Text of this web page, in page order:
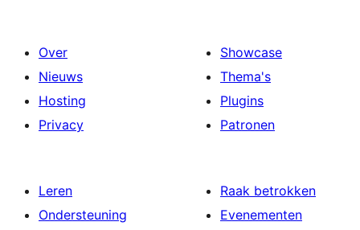
Over
Nieuws
Hosting
Privacy
Showcase
Thema's
Plugins
Patronen
Leren
Ondersteuning
Raak betrokken
Evenementen